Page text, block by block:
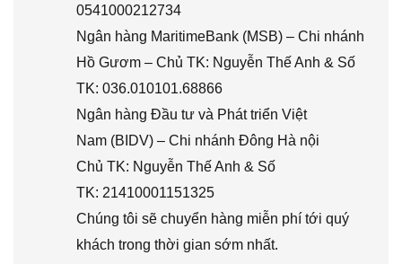
0541000212734
Ngân hàng MaritimeBank (MSB) – Chi nhánh
Hồ Gươm – Chủ TK: Nguyễn Thế Anh & Số
TK: 036.010101.68866
Ngân hàng Đầu tư và Phát triển Việt
Nam (BIDV) – Chi nhánh Đông Hà nội
Chủ TK: Nguyễn Thế Anh & Số
TK: 21410001151325
Chúng tôi sẽ chuyển hàng miễn phí tới quý
khách trong thời gian sớm nhất.